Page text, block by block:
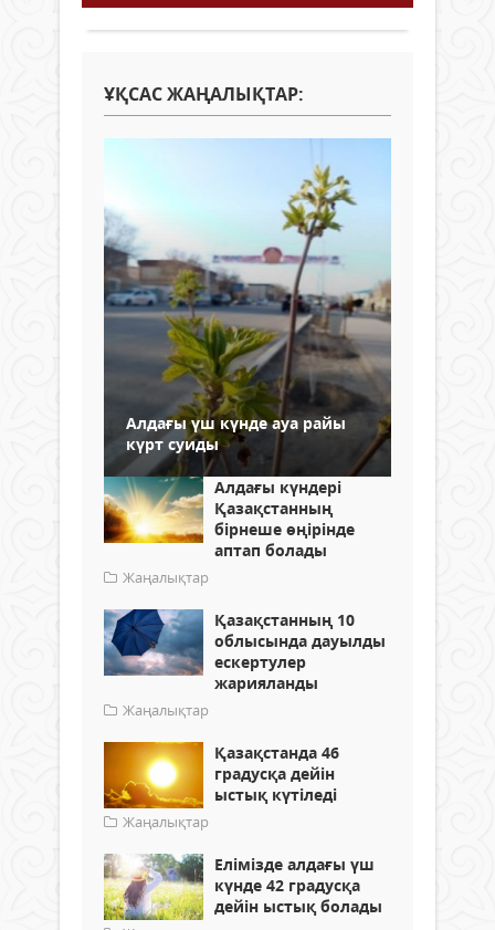
ҰҚСАС ЖАҢАЛЫҚТАР:
Алдағы үш күнде ауа райы
күрт суиды
Алдағы күндері
Қазақстанның
бірнеше өңірінде
аптап болады
Жаңалықтар
Қазақстанның 10
облысында дауылды
ескертулер
жарияланды
Жаңалықтар
Қазақстанда 46
градусқа дейін
ыстық күтіледі
Жаңалықтар
Елімізде алдағы үш
күнде 42 градусқа
дейін ыстық болады